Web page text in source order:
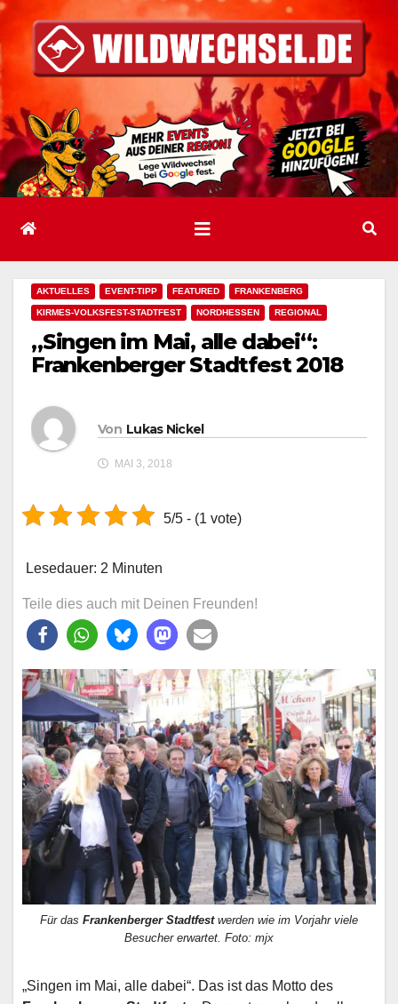
Inhalt
springen
AKTUELLES EVENT-TIPP FEATURED FRANKENBERG
KIRMES-VOLKSFEST-STADTFEST NORDHESSEN REGIONAL
„Singen im Mai, alle dabei“:
Frankenberger Stadtfest 2018
Von Lukas Nickel
MAI 3, 2018
5/5 - (1 vote)
Lesedauer: 2 Minuten
Teile dies auch mit Deinen Freunden!
Für das Frankenberger Stadtfestwerden wie im Vorjahr viele
Besucher erwartet. Foto: mjx
„Singen im Mai, alle dabei“. Das ist das Motto des